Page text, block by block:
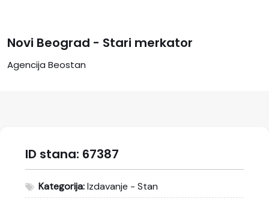
Novi Beograd - Stari merkator
Agencija Beostan
ID stana: 67387
Kategorija:Izdavanje - Stan